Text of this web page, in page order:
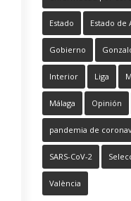
Estado Estado de
Gobierno
Interior Liga
Málaga Opinión
pandemia de
SARS-CoV-2
València